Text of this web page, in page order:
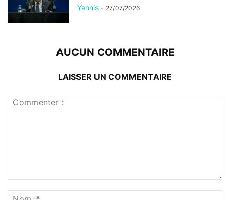
Yannis - 27/07/2026
AUCUN COMMENTAIRE
LAISSER UN COMMENTAIRE